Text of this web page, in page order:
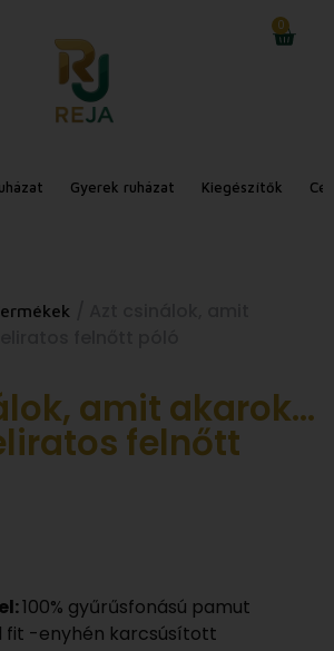
0
Gyerek ruházat Kiegészítők
amit akarok…
felnőtt
100% gyűrűsfonású pamut
fit -enyhén karcsúsított